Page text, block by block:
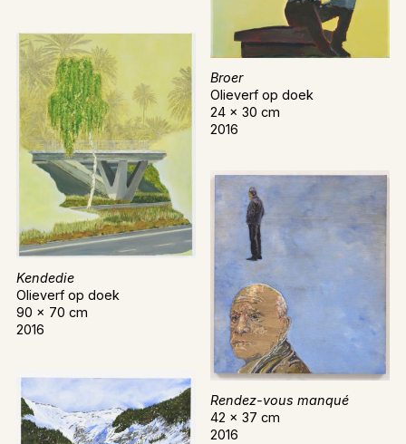
Broer
Olieverf op doek
24 x 30 cm
2016
Kendedie
Olieverf op doek
90 x 70 cm
2016
Rendez-vous manqué
42 x 37 cm
2016